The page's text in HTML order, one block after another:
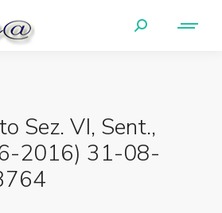
Sez. VI, Sent.,
2016) 31-08-